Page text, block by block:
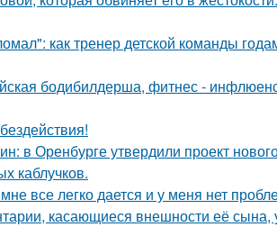
как тренер детской команды
бодибилдерша, фитнес -
в Оренбурге утвердили проект
каблучков.
все легко дается и у меня нет
касающиеся внешности её сына,